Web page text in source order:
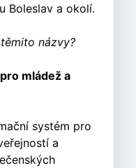
Boleslav a okolí.
názvy?
mládež a
systém pro
a